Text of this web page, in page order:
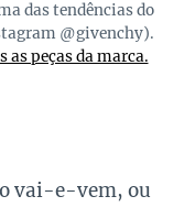
das tendências do
@givenchy).
as peças da marca.
vai-e-vem, ou